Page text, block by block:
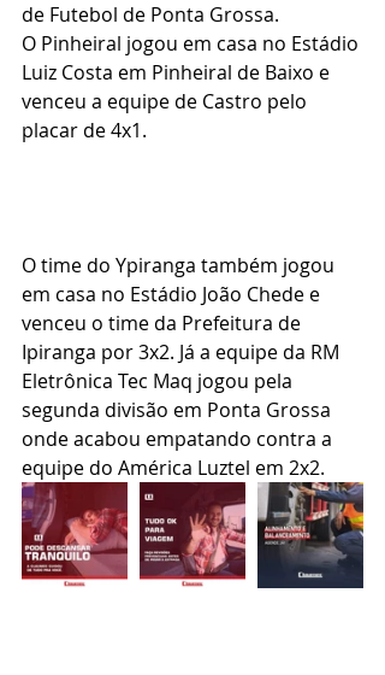
de Futebol de Ponta Grossa.
O Pinheiral jogou em casa no Estádio
Luiz Costa em Pinheiral de Baixo e
venceu a equipe de Castro pelo
placar de 4x1.
O time do Ypiranga também jogou
em casa no Estádio João Chede e
venceu o time da Prefeitura de
Ipiranga por 3x2. Já a equipe da RM
Eletrônica Tec Maq jogou pela
segunda divisão em Ponta Grossa
onde acabou empatando contra a
equipe do América Luztel em 2x2.